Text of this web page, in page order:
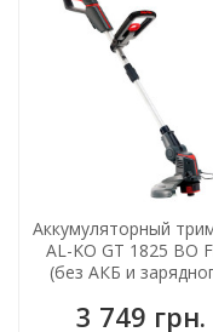
Аккумуляторный
AL-KO GT 1825 BO
(без АКБ и
3 749 грн.